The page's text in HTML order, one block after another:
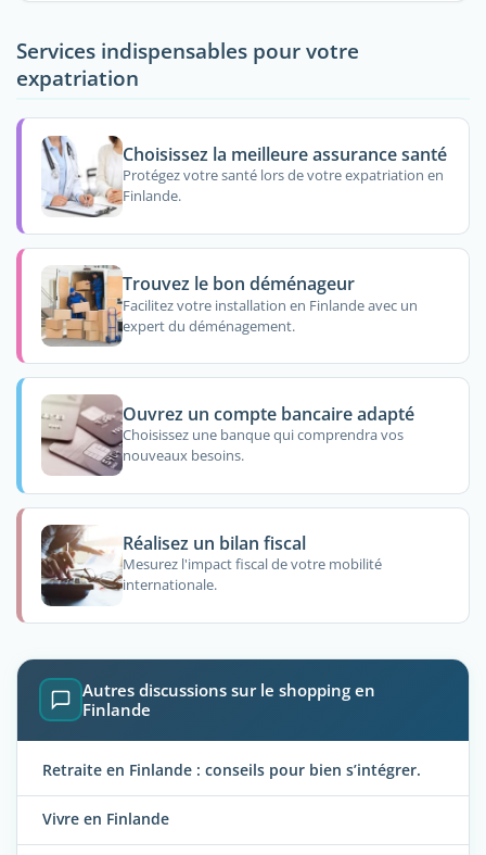
Services indispensables pour votre
expatriation
Choisissez la meilleure assurance santé
Protégez votre santé lors de votre expatriation en
Finlande.
Trouvez le bon déménageur
Facilitez votre installation en Finlande avec un
expert du déménagement.
Ouvrez un compte bancaire adapté
Choisissez une banque qui comprendra vos
nouveaux besoins.
Réalisez un bilan fiscal
Mesurez l'impact fiscal de votre mobilité
internationale.
Autres discussions sur le shopping en
Finlande
Retraite en Finlande : conseils pour bien s’intégrer.
Vivre en Finlande